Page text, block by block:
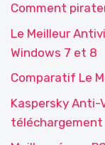
Comment
Le Meilleur
Windows 7 et 8
Comparatif Le
Kaspersky Anti-
téléchargement